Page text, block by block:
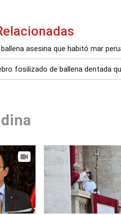
asesina que habitó mar
fosilizado de ballena dentada